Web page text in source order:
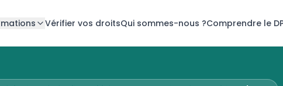
Vérifier vos droitsQui sommes-nous ?Comprendre le